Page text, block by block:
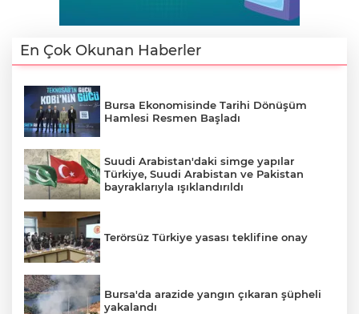
En Çok Okunan Haberler
Bursa Ekonomisinde Tarihi Dönüşüm
Hamlesi Resmen Başladı
Suudi Arabistan'daki simge yapılar
Türkiye, Suudi Arabistan ve Pakistan
bayraklarıyla ışıklandırıldı
Terörsüz Türkiye yasası teklifine onay
Bursa'da arazide yangın çıkaran şüpheli
yakalandı